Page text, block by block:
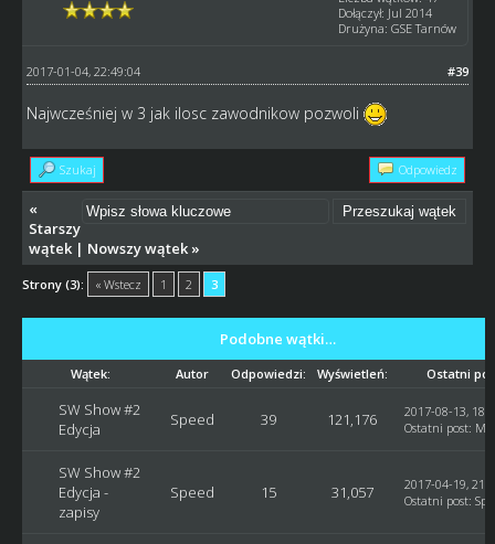
Dołączył: Jul 2014
Drużyna: GSE Tarnów
#39
2017-01-04, 22:49:04
Najwcześniej w 3 jak ilosc zawodnikow pozwoli
Szukaj Odpowiedz
«
Starszy
wątek| Nowszy wątek»
Strony (3): « Wstecz 1 2 3
Podobne wątki…
Wątek: Autor Odpowiedzi: Wyświetleń: Ostatni
SW Show #2
Edycja
Speed 39 121,176
2017-08-13,
Ostatni post:
SW Show #2
Edycja -
zapisy
Speed 15 31,057
2017-04-19,
Ostatni post: